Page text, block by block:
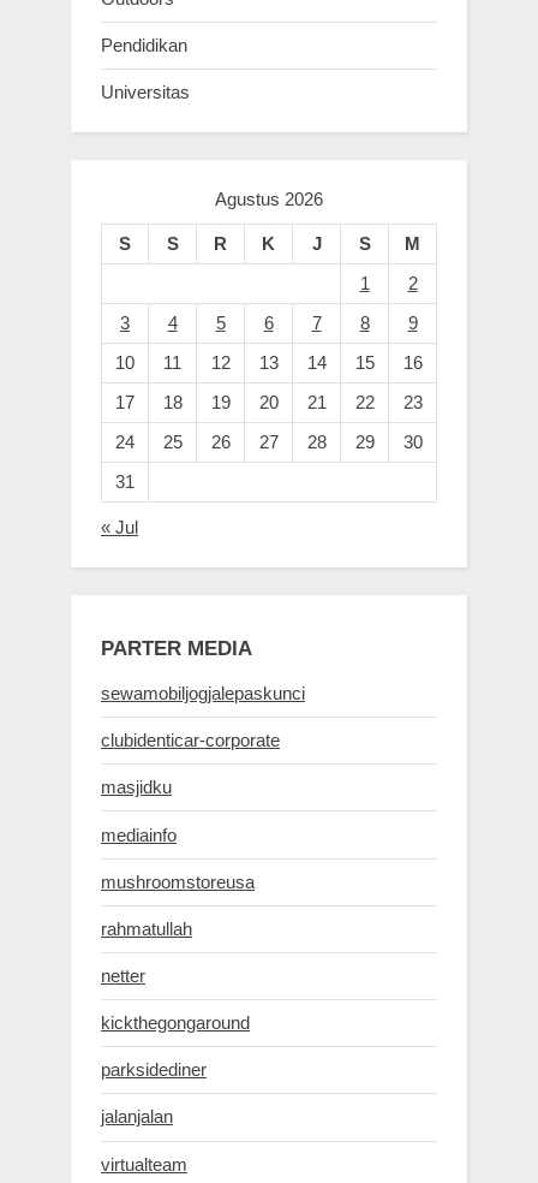
Pendidikan
Universitas
Agustus 2026
S S R K J S
M
1
2
3
4 5 6 7 8
9
10
11 12 13 14 15
16
17
18 19 20 21 22
23
24
25 26 27 28 29
30
31
« Jul
PARTER MEDIA
sewamobiljogjalepaskunci
clubidenticar-corporate
masjidku
mediainfo
mushroomstoreusa
rahmatullah
netter
kickthegongaround
parksidediner
jalanjalan
virtualteam